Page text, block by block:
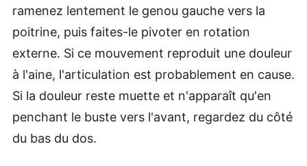
ramenez lentement le genou gauche vers la
poitrine, puis faites-le pivoter en rotation
externe. Si ce mouvement reproduit une douleur
à l'aine, l'articulation est probablement en cause.
Si la douleur reste muette et n'apparaît qu'en
penchant le buste vers l'avant, regardez du côté
du bas du dos.